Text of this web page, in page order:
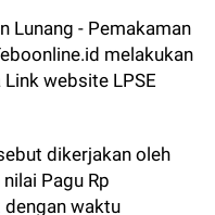
Lunang - Pemakaman
melakukan
website LPSE
dikerjakan oleh
Pagu Rp
waktu